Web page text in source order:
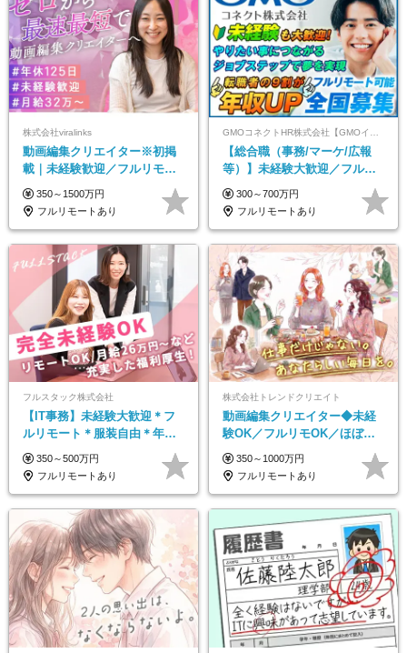
株式会社viralinks
動画編集クリエイター※初掲
載｜未経験歓迎／フルリモー
トOK／月給32万＋賞与
350～1500万円
フルリモートあり
【総合職（事務/マーケ/広報
等）】未経験大歓迎／フルリ
モ可で全国募集！年収アップ
多数★年休最大130日★
300～700万円
フルリモートあり
フルスタック株式会社
【IT事務】未経験大歓迎＊フ
ルリモート＊服装自由＊年休
125日以上＊残業なし＊月給26
万円以上
350～500万円
フルリモートあり
株式会社トレンドクリエイト
動画編集クリエイター◆未経
験OK／フルリモOK／ほぼ定
時帰り／年間休日125日／髪・
服・ネイル自由／副業OK
350～1000万円
フルリモートあり